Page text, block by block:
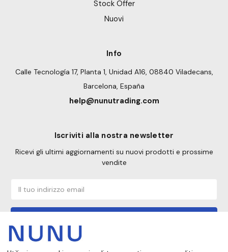
Stock Offer
Nuovi
Info
Calle Tecnología 17, Planta 1, Unidad A16, 08840 Viladecans,
Barcelona, España
help@nunutrading.com
Iscriviti alla nostra newsletter
Ricevi gli ultimi aggiornamenti su nuovi prodotti e prossime
vendite
email